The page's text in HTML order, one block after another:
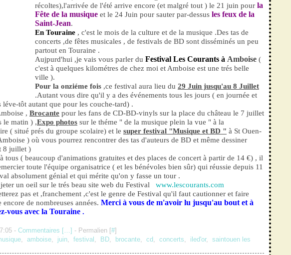
récoltes),l'arrivée de l'été arrive encore (et malgré tout ) le 21 juin pour la
Fête de la musique et le 24 Juin pour sauter par-dessus les feux de la
Saint-Jean.
En Touraine , c'est le mois de la culture et de la musique .Des tas de
concerts ,de fêtes musicales , de festivals de BD sont disséminés un peu
partout en Touraine .
Aujpurd'hui ,je vais vous parler du Festival Les Courants à Amboise (
c'est à quelques kilométres de chez moi et Amboise est une trés belle
ville ).
Pour la onziéme fois ,ce festival aura lieu du 29 Juin jusqu'au 8 Juillet
.Autant vous dire qu'il y a des événements tous les jours ( en journée et
léve-tôt autant que pour les couche-tard) .
, Brocante pour les fans de CD-BD-vinyls sur la place du château le 7 juillet
le matin ) ,Expo photos sur le théme " de la musique plein la vue " à la
( situé prés du groupe scolaire) et le super festival "Musique et BD " à St Ouen-
) où vous pourrez rencontrer des tas d'auteurs de BD et même dessiner
8 juillet )
tous ( beaucoup d'animations gratuites et des places de concert à partir de 14 €) , il
toute l'équipe organisatrice ( et les bénévoles bien sûr) qui réussie depuis 11
absolument génial et qui mérite qu'on y fasse un tour .
un oeil sur le trés beau site web du Festival www.lescourants.com
pas et ,franchement ,c'est le genre de Festival qu'il faut cautionner et faire
de nombreuses années. Merci à vous de m'avoir lu jusqu'au bout et à
vous avec la Touraine .
- Commentaires […] - Permalien [#]
, amboise, juin, festival , BD, brocante, cd, concerts, iled'or, saintouen les